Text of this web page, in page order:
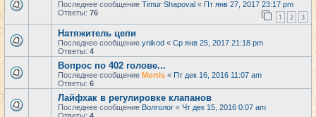
Последнее сообщение Timur Shapoval « Пт янв 27, 2017 23:17 pm
Ответы: 76 1 2 3
Натяжитель цепи
Последнее сообщение ynikod « Ср янв 25, 2017 21:18 pm
Ответы: 4
Вопрос по 402 голове...
Последнее сообщение Mortis « Пт дек 16, 2016 11:07 am
Ответы: 6
Лайфхак в регулировке клапанов
Последнее сообщение Волголог « Чт дек 15, 2016 0:07 am